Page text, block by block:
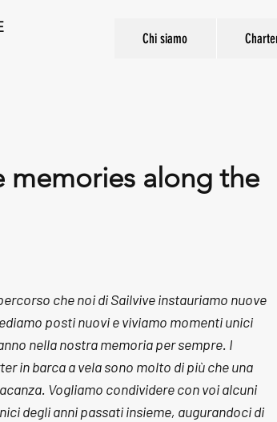
Chi siamo
memories along the
che noi di Sailvive instauriamo nuove
posti nuovi e viviamo momenti unici
nella nostra memoria per sempre. I
in barca a vela sono molto di più che una
Vogliamo condividere con voi alcuni
degli anni passati insieme, augurandoci di